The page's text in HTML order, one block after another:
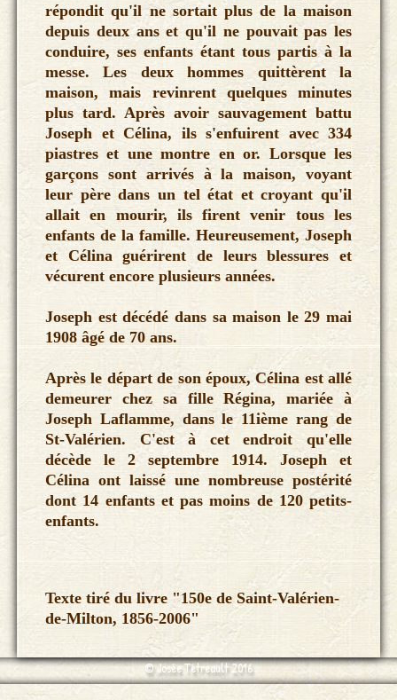
répondit qu'il ne sortait plus de la maison
depuis deux ans et qu'il ne pouvait pas les
conduire, ses enfants étant tous partis à la
messe. Les deux hommes quittèrent la
maison, mais revinrent quelques minutes
plus tard. Après avoir sauvagement battu
Joseph et Célina, ils s'enfuirent avec 334
piastres et une montre en or. Lorsque les
garçons sont arrivés à la maison, voyant
leur père dans un tel état et croyant qu'il
allait en mourir, ils firent venir tous les
enfants de la famille. Heureusement, Joseph
et Célina guérirent de leurs blessures et
vécurent encore plusieurs années.
Joseph est décédé dans sa maison le 29 mai
1908 âgé de 70 ans.
Après le départ de son époux, Célina est allé
demeurer chez sa fille Régina, mariée à
Joseph Laflamme, dans le 11ième rang de
St-Valérien. C'est à cet endroit qu'elle
décède le 2 septembre 1914. Joseph et
Célina ont laissé une nombreuse postérité
dont 14 enfants et pas moins de 120 petits-
enfants.
Texte tiré du livre "150e de Saint-Valérien-
de-Milton, 1856-2006"
© Josée Tétreault 2016